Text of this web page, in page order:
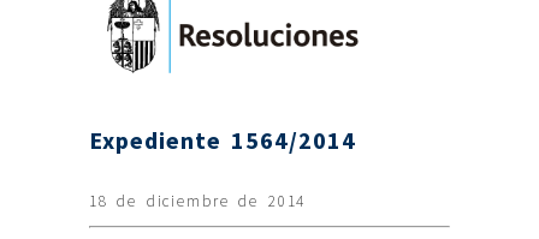
Expediente 1564/2014
18 de diciembre de 2014